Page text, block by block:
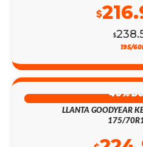
$
$
195/
40%
LLANTA GOODYEAR
175/